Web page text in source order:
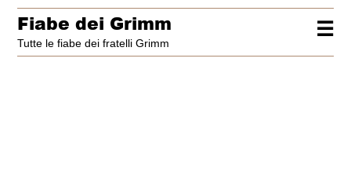
☰
Fiabe dei Grimm
Tutte le fiabe dei fratelli Grimm